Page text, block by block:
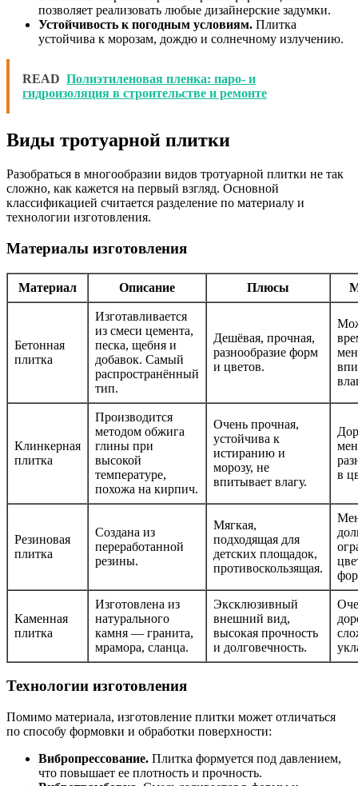
позволяет реализовать любые дизайнерские задумки.
Устойчивость к погодным условиям. Плитка
устойчива к морозам, дождю и солнечному излучению.
READ Полиэтиленовая пленка: паро- и
гидроизоляция в строительстве и ремонте
Виды тротуарной плитки
Разобраться в многообразии видов тротуарной плитки не так
сложно, как кажется на первый взгляд. Основной
классификацией считается разделение по материалу и
технологии изготовления.
Материалы изготовления
Материал Описание Плюсы
Бетонная
плитка
Изготавливается
из смеси цемента,
песка, щебня и
добавок. Самый
распространённый
тип.
Дешёвая, прочная,
разнообразие форм
и цветов.
Клинкерная
плитка
Производится
методом обжига
глины при
высокой
температуре,
похожа на кирпич.
Очень прочная,
устойчива к
истиранию и
морозу, не
впитывает влагу.
в
Резиновая
плитка
Создана из
переработанной
резины.
Мягкая,
подходящая для
детских площадок,
противоскользящая.
Каменная
плитка
Изготовлена из
натурального
камня — гранита,
мрамора, сланца.
Эксклюзивный
внешний вид,
высокая прочность
и долговечность.
Технологии изготовления
Помимо материала, изготовление плитки может отличаться
по способу формовки и обработки поверхности:
Вибропрессование. Плитка формуется под давлением,
что повышает ее плотность и прочность.